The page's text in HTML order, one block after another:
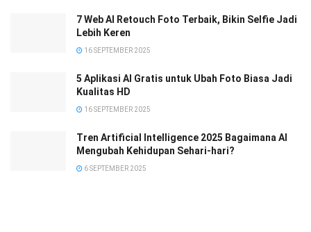
7 Web AI Retouch Foto Terbaik, Bikin Selfie Jadi
Lebih Keren
16 SEPTEMBER 2025
5 Aplikasi AI Gratis untuk Ubah Foto Biasa Jadi
Kualitas HD
16 SEPTEMBER 2025
Tren Artificial Intelligence 2025 Bagaimana AI
Mengubah Kehidupan Sehari-hari?
6 SEPTEMBER 2025